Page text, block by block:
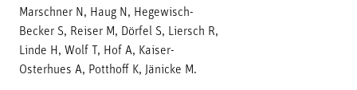
Marschner N, Haug N, Hegewisch-
Becker S, Reiser M, Dörfel S, Liersch R,
Linde H, Wolf T, Hof A, Kaiser-
Osterhues A, Potthoff K, Jänicke M.